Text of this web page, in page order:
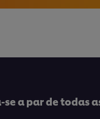
a par de todas